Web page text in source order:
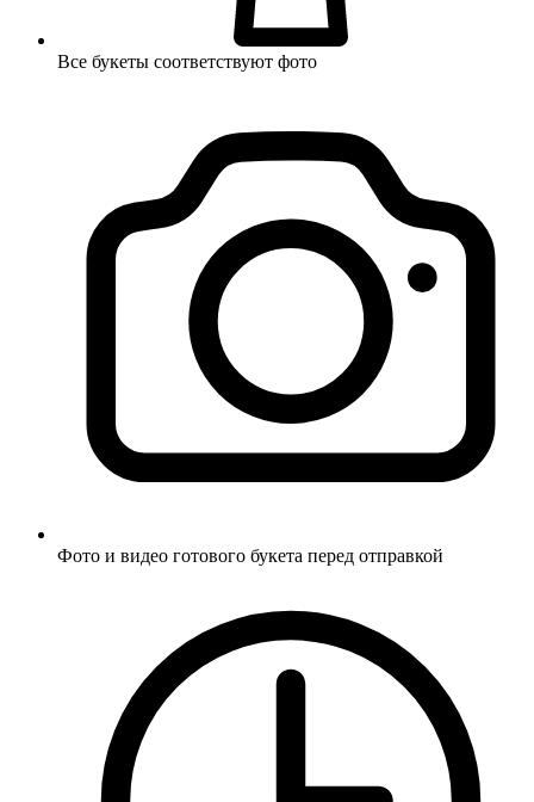
Все букеты соответствуют фото
Фото и видео готового букета перед отправкой